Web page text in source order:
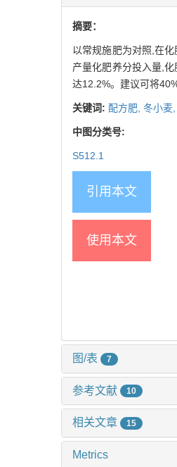
摘要：
以常规施肥为对照,在
产量化肥养分投入量,
达12.2%。建议可将
关键词: 配方肥, 冬小麦,
中图分类号:
S512.1
引用本文
使用本文
图/表 7
参考文献 10
相关文章 15
Metrics